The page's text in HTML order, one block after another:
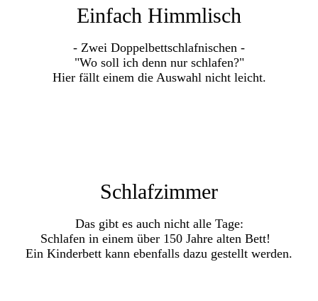
Einfach Himmlisch
- Zwei Doppelbettschlafnischen -
"Wo soll ich denn nur schlafen?"
Hier fällt einem die Auswahl nicht leicht.
Schlafzimmer
Das gibt es auch nicht alle Tage:
Schlafen in einem über 150 Jahre alten Bett!
Ein Kinderbett kann ebenfalls dazu gestellt werden.